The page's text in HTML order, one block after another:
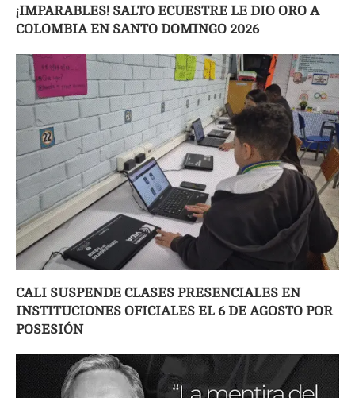
¡IMPARABLES! SALTO ECUESTRE LE DIO ORO A
COLOMBIA EN SANTO DOMINGO 2026
CALI SUSPENDE CLASES PRESENCIALES EN
INSTITUCIONES OFICIALES EL 6 DE AGOSTO POR
POSESIÓN